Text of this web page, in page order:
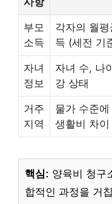
부모
소득
각자의 월평
득 (세전 기
자녀
정보
자녀 수, 나
강 상태
거주
지역
물가 수준에
생활비 차이
핵심: 양육비 청구
합적인 과정을 거